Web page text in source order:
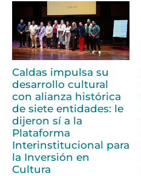
Caldas impulsa su
desarrollo cultural
con alianza histórica
de siete entidades: le
dijeron sí a la
Plataforma
Interinstitucional para
la Inversión en
Cultura